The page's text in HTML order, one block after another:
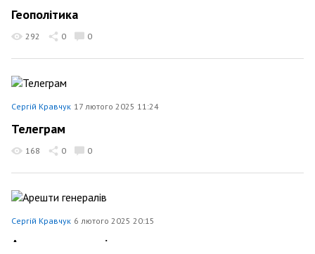
Геополітика
292 0 0
Сергій Кравчук 17 лютого 2025 11:24
Телеграм
168 0 0
Сергій Кравчук 6 лютого 2025 20:15
Арешти генералів